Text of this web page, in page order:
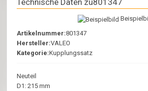
Artikelnummer:801347
Hersteller:VALEO
Kategorie:Kupplungssatz
Neuteil
D1: 215 mm